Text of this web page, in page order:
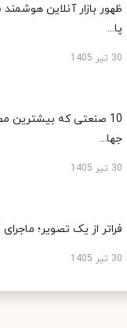
ظهور بازار آنلاین
پا...
30 تیر 1405
10 صنعتی که بیشترین
جها...
30 تیر 1405
فراتر از یک تصویر؛ ماجرای
30 تیر 1405